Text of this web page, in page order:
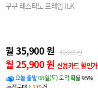
쿠쿠 레스티노 프레임 ILK
월 35,900 원 40,900원
월 25,900 원 신용카드 할인가
오늘 출발08일(토) 도착 확률95%